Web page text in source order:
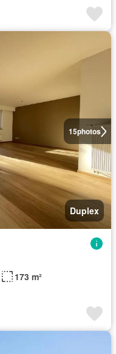
15photos
Duplex
173 m²